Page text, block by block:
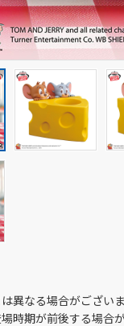
異なる場合がございま
時期が前後する場合が